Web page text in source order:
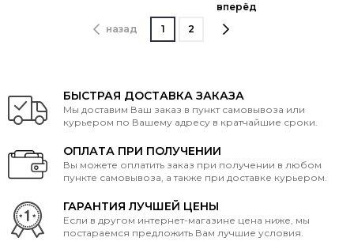
назад 1 2
вперёд
БЫСТРАЯ ДОСТАВКА ЗАКАЗА
Мы доставим Ваш заказ в пункт самовывоза или
курьером по Вашему адресу в кратчайшие сроки.
ОПЛАТА ПРИ ПОЛУЧЕНИИ
Вы можете оплатить заказ при получении в любом
пункте самовывоза, а также при доставке курьером.
ГАРАНТИЯ ЛУЧШЕЙ ЦЕНЫ
Если в другом интернет-магазине цена ниже, мы
постараемся предложить Вам лучшие условия.